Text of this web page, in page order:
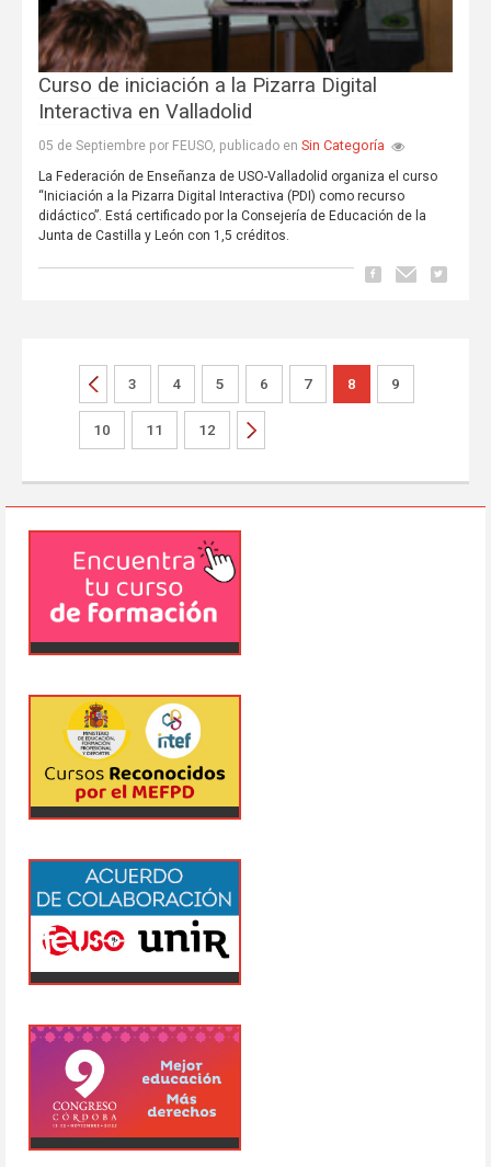
Curso de iniciación a la Pizarra Digital
Interactiva en Valladolid
05 de Septiembre por FEUSO, publicado en Sin Categoría
La Federación de Enseñanza de USO-Valladolid organiza el curso
“Iniciación a la Pizarra Digital Interactiva (PDI) como recurso
didáctico”. Está certificado por la Consejería de Educación de la
Junta de Castilla y León con 1,5 créditos.
3 4 5 6 7 8 9
10 11 12